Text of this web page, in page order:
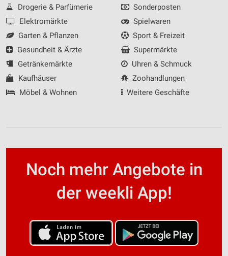
Drogerie & Parfümerie
Elektromärkte
Garten & Pflanzen
Gesundheit & Ärzte
Getränkemärkte
Kaufhäuser
Möbel & Wohnen
Sonderposten
Spielwaren
Sport & Freizeit
Supermärkte
Uhren & Schmuck
Zoohandlungen
Weitere Geschäfte
Noch mehr Angebote in
der weekli App!